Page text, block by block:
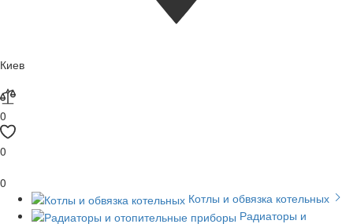
Киев
0
0
0
Котлы и обвязка котельных
Радиаторы и